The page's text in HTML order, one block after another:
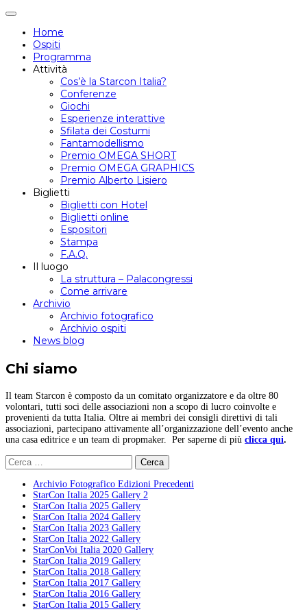
Attiva/disattiva
navigazione
Home
Ospiti
Programma
Attività
Cos’è la Starcon Italia?
Conferenze
Giochi
Esperienze interattive
Sfilata dei Costumi
Fantamodellismo
Premio OMEGA SHORT
Premio OMEGA GRAPHICS
Premio Alberto Lisiero
Biglietti
Biglietti con Hotel
Biglietti online
Espositori
Stampa
F.A.Q.
Il luogo
La struttura – Palacongressi
Come arrivare
Archivio
Archivio fotografico
Archivio ospiti
News blog
Chi siamo
Il team Starcon è composto da un comitato organizzatore e da oltre 80
volontari, tutti soci delle associazioni non a scopo di lucro coinvolte e
provenienti da tutta Italia. Oltre ai membri dei consigli direttivi di tali
associazioni, partecipano attivamente all’organizzazione dell’evento anche
una casa editrice e un team di propmaker. Per saperne di più clicca qui.
Ricerca
per:
Archivio Fotografico Edizioni Precedenti
StarCon Italia 2025 Gallery 2
StarCon Italia 2025 Gallery
StarCon Italia 2024 Gallery
StarCon Italia 2023 Gallery
StarCon Italia 2022 Gallery
StarConVoi Italia 2020 Gallery
StarCon Italia 2019 Gallery
StarCon Italia 2018 Gallery
StarCon Italia 2017 Gallery
StarCon Italia 2016 Gallery
StarCon Italia 2015 Gallery